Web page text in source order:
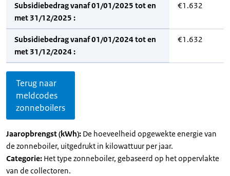
Subsidiebedrag vanaf 01/01/2025 tot en
met 31/12/2025 :
€1.632
Subsidiebedrag vanaf 01/01/2024 tot en
met 31/12/2024 :
€1.632
Terug naar
meldcodes
zonneboilers
Jaaropbrengst (kWh): De hoeveelheid opgewekte energie van
de zonneboiler, uitgedrukt in kilowattuur per jaar.
Categorie: Het type zonneboiler, gebaseerd op het oppervlakte
van de collectoren.